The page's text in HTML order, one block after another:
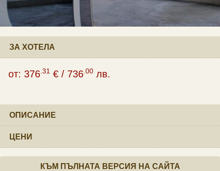
ЗА ХОТЕЛА
от: 376 .31 € / 736 .00 лв.
ОПИСАНИЕ
ЦЕНИ
КЪМ ПЪЛНАТА ВЕРСИЯ НА САЙТА